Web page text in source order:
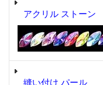
アクリル ストーン
縫い付け パール